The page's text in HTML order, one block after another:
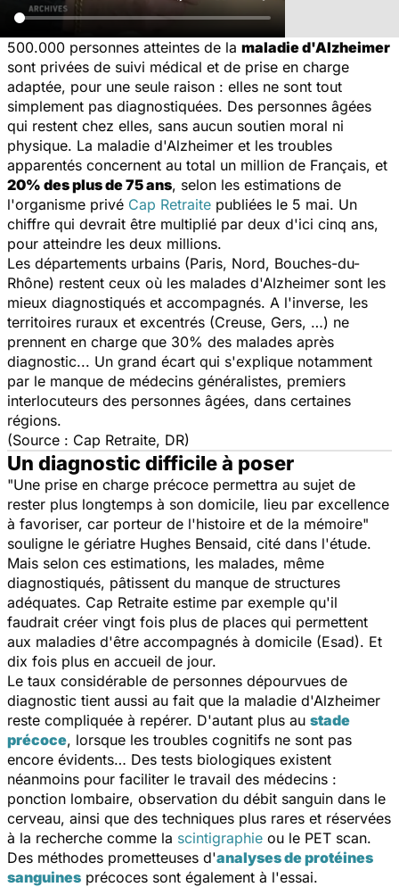
500.000 personnes atteintes de la maladie d'Alzheimer
sont privées de suivi médical et de prise en charge
adaptée, pour une seule raison : elles ne sont tout
simplement pas diagnostiquées. Des personnes âgées
qui restent chez elles, sans aucun soutien moral ni
physique. La maladie d'Alzheimer et les troubles
apparentés concernent au total un million de Français, et
20% des plus de 75 ans, selon les estimations de
l'organisme privé Cap Retraite publiées le 5 mai. Un
chiffre qui devrait être multiplié par deux d'ici cinq ans,
pour atteindre les deux millions.
Les départements urbains (Paris, Nord, Bouches-du-
Rhône) restent ceux où les malades d'Alzheimer sont les
mieux diagnostiqués et accompagnés. A l'inverse, les
territoires ruraux et excentrés (Creuse, Gers, …) ne
prennent en charge que 30% des malades après
diagnostic... Un grand écart qui s'explique notamment
par le manque de médecins généralistes, premiers
interlocuteurs des personnes âgées, dans certaines
régions.
(Source : Cap Retraite, DR)
Un diagnostic difficile à poser
"Une prise en charge précoce permettra au sujet de
rester plus longtemps à son domicile, lieu par excellence
à favoriser, car porteur de l'histoire et de la mémoire"
souligne le gériatre Hughes Bensaid, cité dans l'étude.
Mais selon ces estimations, les malades, même
diagnostiqués, pâtissent du manque de structures
adéquates. Cap Retraite estime par exemple qu'il
faudrait créer vingt fois plus de places qui permettent
aux maladies d'être accompagnés à domicile (Esad). Et
dix fois plus en accueil de jour.
Le taux considérable de personnes dépourvues de
diagnostic tient aussi au fait que la maladie d'Alzheimer
reste compliquée à repérer. D'autant plus au stade
précoce, lorsque les troubles cognitifs ne sont pas
encore évidents… Des tests biologiques existent
néanmoins pour faciliter le travail des médecins :
ponction lombaire, observation du débit sanguin dans le
cerveau, ainsi que des techniques plus rares et réservées
à la recherche comme la scintigraphie ou le PET scan.
Des méthodes prometteuses d'analyses de protéines
sanguines précoces sont également à l'essai.